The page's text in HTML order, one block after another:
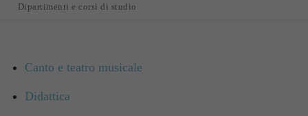
Dipartimenti e corsi di studio
Canto e teatro musicale
Didattica